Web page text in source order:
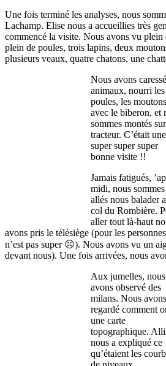
Une fois terminé les analyses, nous
Lachamp. Elise nous a accueillies très
commencé la visite. Nous avons vu plein
plein de poules, trois lapins, deux
plusieurs veaux, quatre chatons, une
Nous avons
animaux, nourri les
poules, les moutons
avec le biberon, et
sommes montés
tracteur. C’était une
super super super
bonne visite !!
Jamais fatigués,
midi, nous sommes
allés nous balader
col du Rombière.
aller tout là-haut
avons pris le télésiège (pour les
n’est pas super ☹). Nous avons vu un
devant nous). Une fois arrivées, nous
Aux jumelles, nous
avons observé des
milans. Nous avons
regardé comment
une carte
topographique.
nous a expliqué ce
qu’étaient les